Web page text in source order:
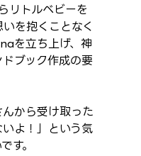
リトルベビーを
を抱くことなく
を立ち上げ、神
ブック作成の要
から受け取った
よ！」という気
す。